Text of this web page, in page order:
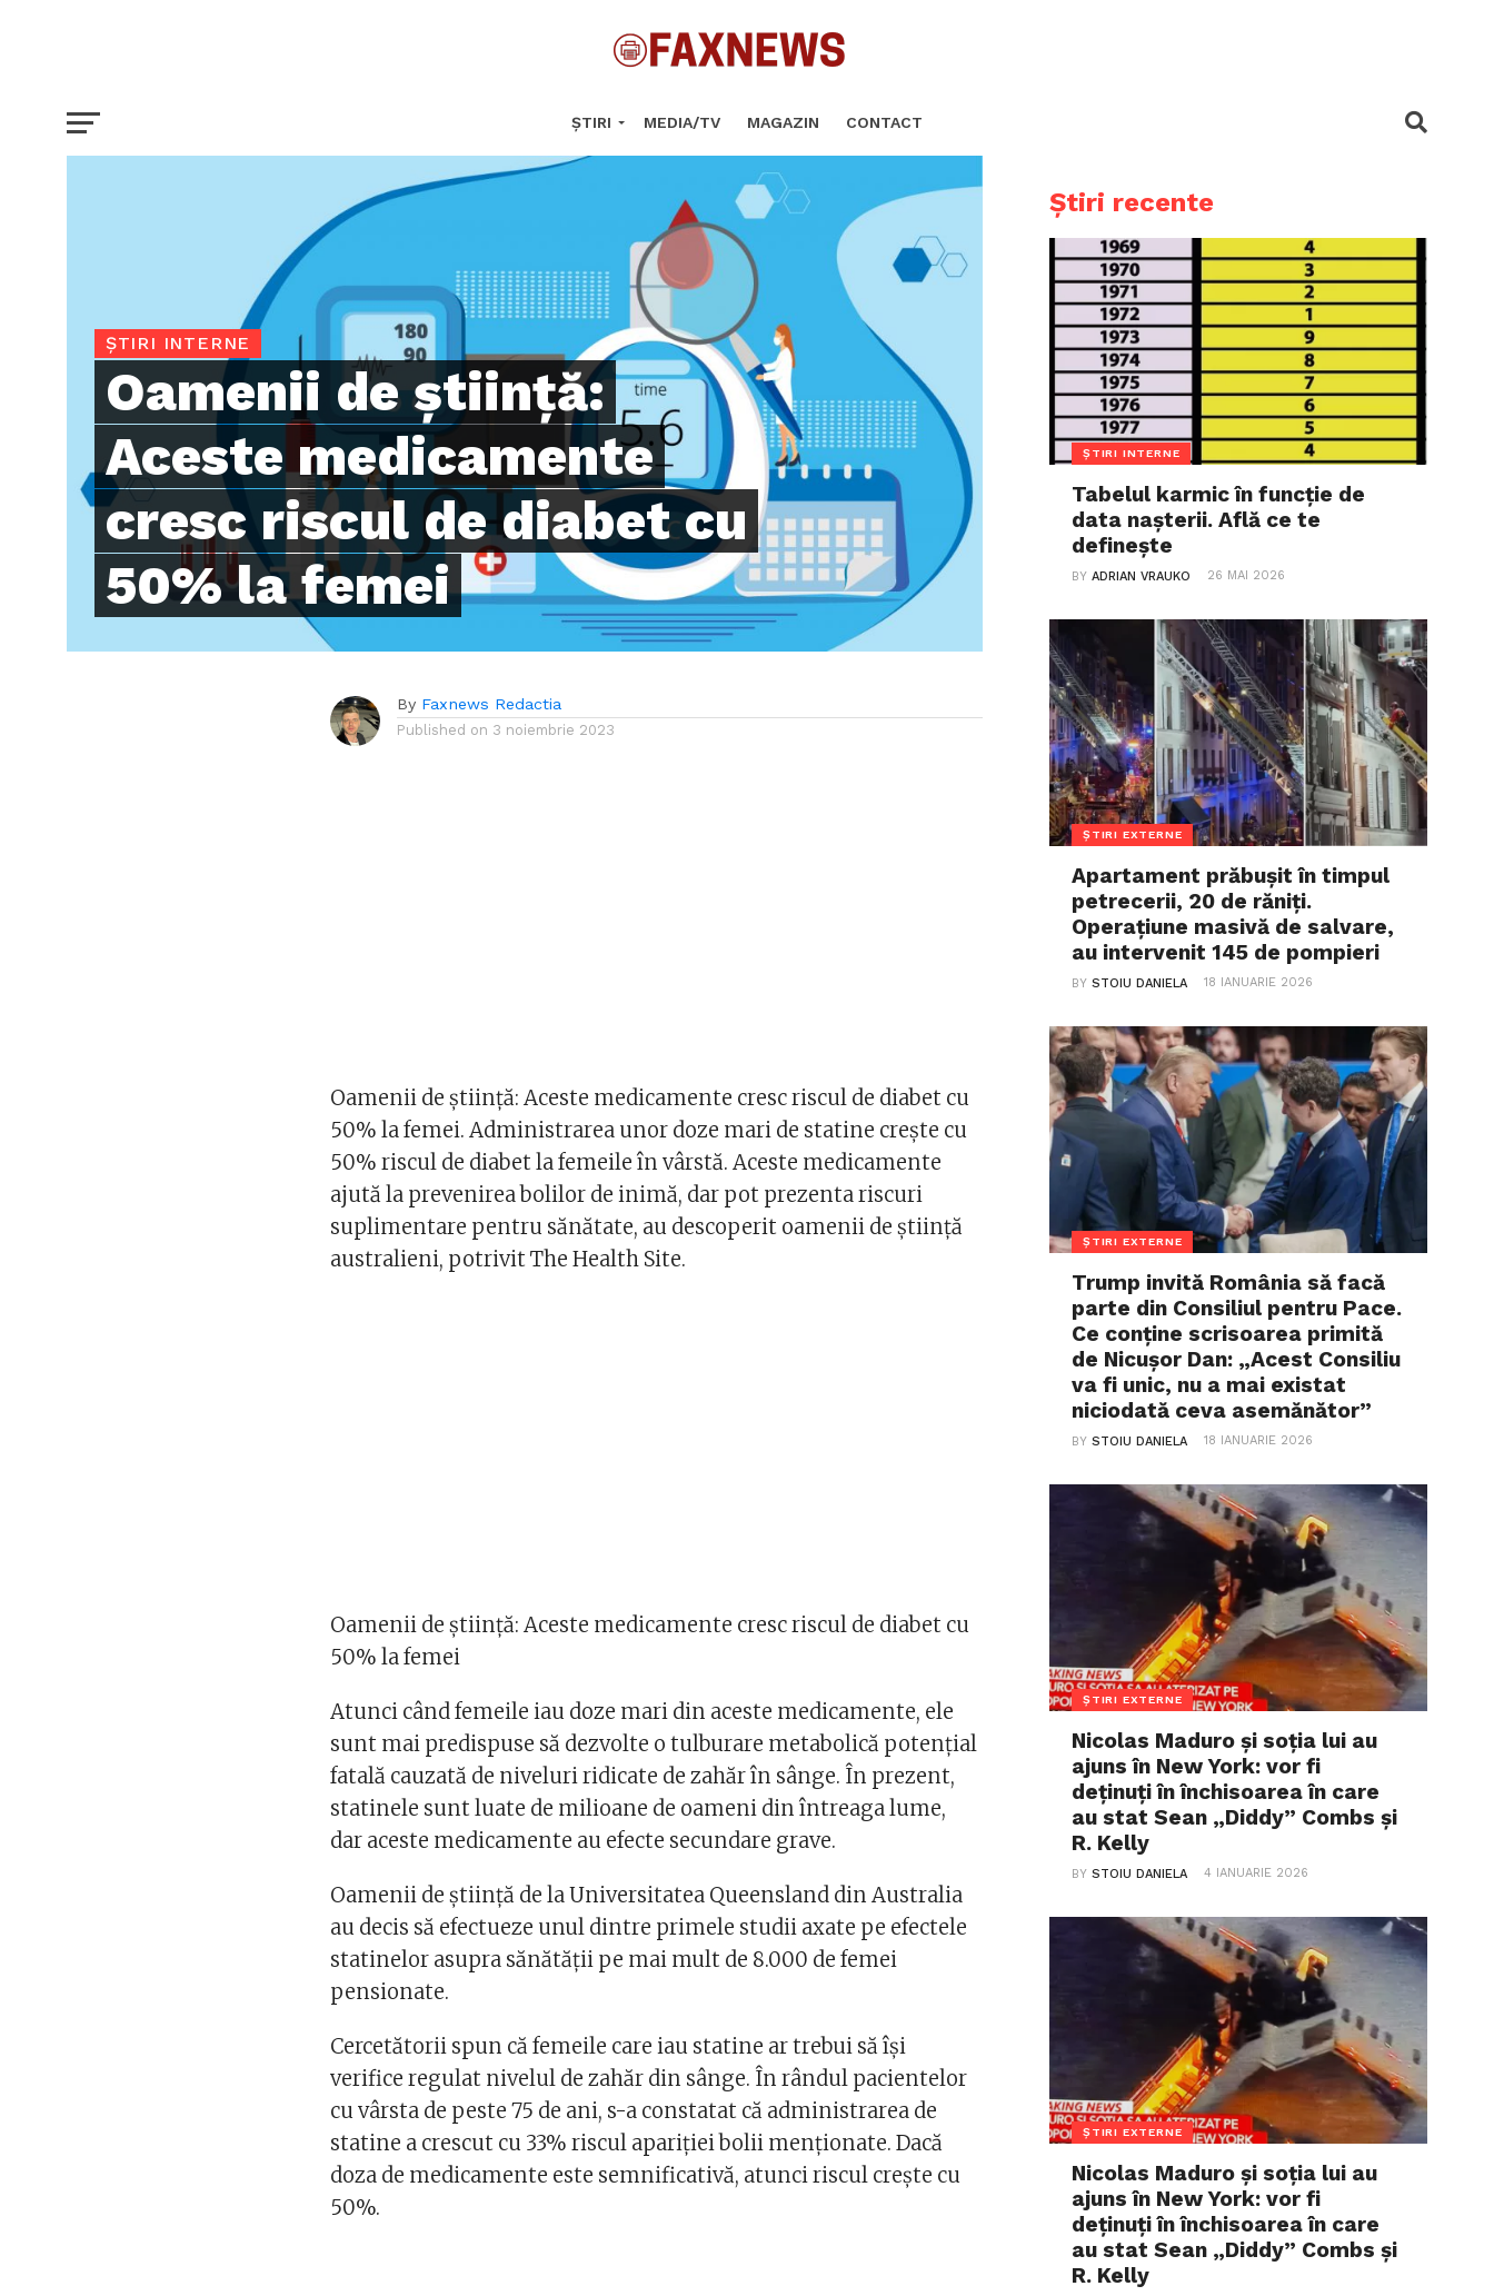
ȘTIRI MEDIA/TV MAGAZIN CONTACT
ȘTIRI INTERNE
Oamenii de știință:
Aceste medicamente
cresc riscul de diabet cu
50% la femei
By Faxnews Redactia
Published on 3 noiembrie 2023
Oamenii de știință: Aceste medicamente cresc riscul de diabet cu
50% la femei. Administrarea unor doze mari de statine crește cu
50% riscul de diabet la femeile în vârstă. Aceste medicamente
ajută la prevenirea bolilor de inimă, dar pot prezenta riscuri
suplimentare pentru sănătate, au descoperit oamenii de știință
australieni, potrivit The Health Site.
Oamenii de știință: Aceste medicamente cresc riscul de diabet cu
50% la femei
Atunci când femeile iau doze mari din aceste medicamente, ele
sunt mai predispuse să dezvolte o tulburare metabolică potențial
fatală cauzată de niveluri ridicate de zahăr în sânge. În prezent,
statinele sunt luate de milioane de oameni din întreaga lume,
dar aceste medicamente au efecte secundare grave.
Oamenii de știință de la Universitatea Queensland din Australia
au decis să efectueze unul dintre primele studii axate pe efectele
statinelor asupra sănătății pe mai mult de 8.000 de femei
pensionate.
Cercetătorii spun că femeile care iau statine ar trebui să își
verifice regulat nivelul de zahăr din sânge. În rândul pacientelor
cu vârsta de peste 75 de ani, s-a constatat că administrarea de
statine a crescut cu 33% riscul apariției bolii menționate. Dacă
doza de medicamente este semnificativă, atunci riscul crește cu
50%.
Știri recente
ȘTIRI INTERNE
Tabelul karmic în funcție de
data nașterii. Află ce te
definește
BYADRIAN VRAUKO 26 MAI 2026
ȘTIRI EXTERNE
Apartament prăbușit în timpul
petrecerii, 20 de răniți.
Operațiune masivă de salvare,
au intervenit 145 de pompieri
BYSTOIU DANIELA 18 IANUARIE 2026
ȘTIRI EXTERNE
Trump invită România să facă
parte din Consiliul pentru Pace.
Ce conține scrisoarea primită
de Nicușor Dan: „Acest Consiliu
va fi unic, nu a mai existat
niciodată ceva asemănător”
BYSTOIU DANIELA 18 IANUARIE 2026
ȘTIRI EXTERNE
Nicolas Maduro și soția lui au
ajuns în New York: vor fi
deținuți în închisoarea în care
au stat Sean „Diddy” Combs și
R. Kelly
BYSTOIU DANIELA 4 IANUARIE 2026
ȘTIRI EXTERNE
Nicolas Maduro și soția lui au
ajuns în New York: vor fi
deținuți în închisoarea în care
au stat Sean „Diddy” Combs și
R. Kelly